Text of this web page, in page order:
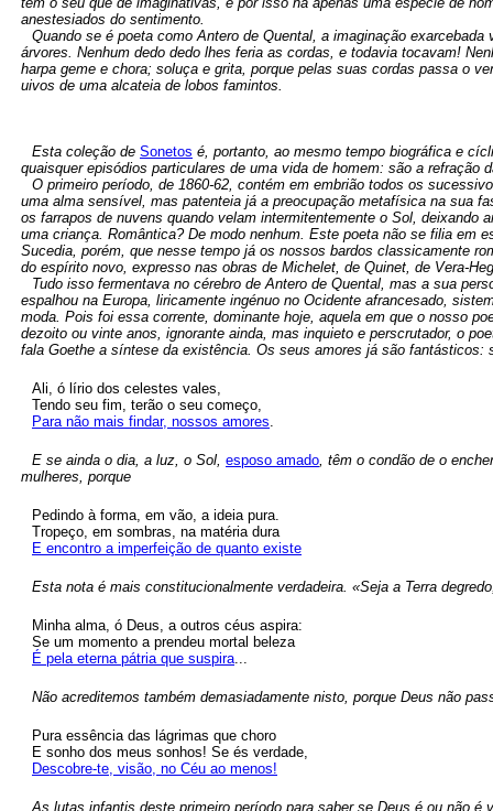
anestesiados do sentimento.
Quando se é poeta como Antero de Quental, a imaginação
árvores. Nenhum dedo dedo lhes feria as cordas, e todavia tocavam!
harpa geme e chora; soluça e grita, porque pelas suas cordas passa o
uivos de uma alcateia de lobos famintos.
Esta coleção de Sonetos é, portanto, ao mesmo tempo biográfica e
quaisquer episódios particulares de uma vida de homem: são a
O primeiro período, de 1860-62, contém em embrião todos os
uma alma sensível, mas patenteia já a preocupação metafísica na sua
os farrapos de nuvens quando velam intermitentemente o Sol,
uma criança. Romântica? De modo nenhum. Este poeta não se filia em
Sucedia, porém, que nesse tempo já os nossos bardos classicamente
do espírito novo, expresso nas obras de Michelet, de Quinet, de Vera-
Tudo isso fermentava no cérebro de Antero de Quental, mas a sua
espalhou na Europa, liricamente ingénuo no Ocidente afrancesado,
moda. Pois foi essa corrente, dominante hoje, aquela em que o nosso
dezoito ou vinte anos, ignorante ainda, mas inquieto e perscrutador, o
fala Goethe a síntese da existência. Os seus amores já são fantásticos:
Ali, ó lírio dos celestes vales,
Tendo seu fim, terão o seu começo,
Para não mais findar, nossos amores.
E se ainda o dia, a luz, o Sol, esposo amado, têm o condão de o
mulheres, porque
Pedindo à forma, em vão, a ideia pura.
Tropeço, em sombras, na matéria dura
E encontro a imperfeição de quanto existe
Esta nota é mais constitucionalmente verdadeira. «Seja a Terra
Minha alma, ó Deus, a outros céus aspira:
Se um momento a prendeu mortal beleza
É pela eterna pátria que suspira...
Não acreditemos também demasiadamente nisto, porque Deus não
Pura essência das lágrimas que choro
E sonho dos meus sonhos! Se és verdade,
Descobre-te, visão, no Céu ao menos!
As lutas infantis deste primeiro período para saber se Deus é ou não